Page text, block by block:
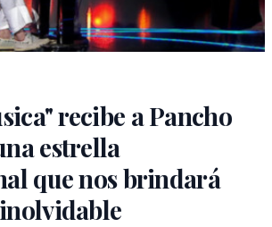
recibe a Pancho
estrella
que nos brindará